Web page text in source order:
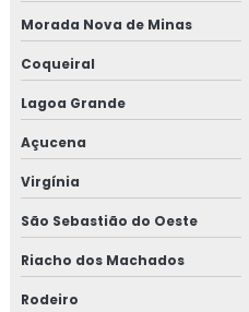
Morada Nova de Minas
Coqueiral
Lagoa Grande
Açucena
Virgínia
São Sebastião do Oeste
Riacho dos Machados
Rodeiro